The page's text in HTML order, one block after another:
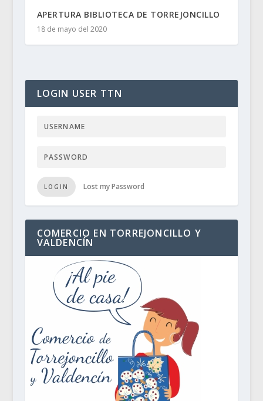
APERTURA BIBLIOTECA DE TORREJONCILLO
18 de mayo del 2020
LOGIN USER TTN
LOGIN Lost my Password
COMERCIO EN TORREJONCILLO Y
VALDENCÍN